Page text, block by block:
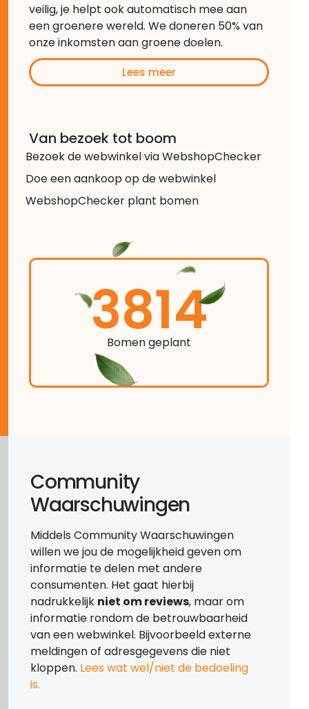
veilig, je helpt ook automatisch mee aan
een groenere wereld. We doneren 50% van
onze inkomsten aan groene doelen.
Lees meer
Van bezoek tot boom
Bezoek de webwinkel via WebshopChecker
Doe een aankoop op de webwinkel
WebshopChecker plant bomen
3814
Bomen geplant
Community
Waarschuwingen
Middels Community Waarschuwingen
willen we jou de mogelijkheid geven om
informatie te delen met andere
consumenten. Het gaat hierbij
nadrukkelijk niet om reviews, maar om
informatie rondom de betrouwbaarheid
van een webwinkel. Bijvoorbeeld externe
meldingen of adresgegevens die niet
kloppen. Lees wat wel/niet de bedoeling
is.